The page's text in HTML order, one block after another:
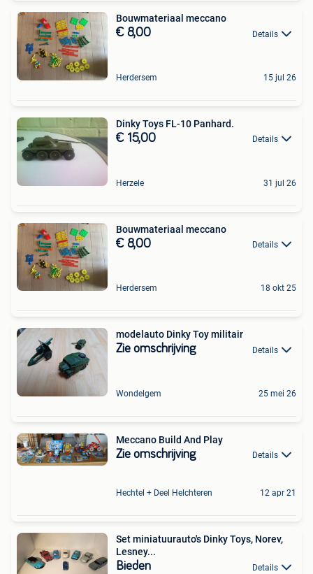
Bouwmateriaal meccano
€ 8,00 Details
Herdersem 15 jul 26
Dinky Toys FL-10 Panhard.
€ 15,00 Details
Herzele 31 jul 26
Bouwmateriaal meccano
€ 8,00 Details
Herdersem 18 okt 25
modelauto Dinky Toy militair
Zie omschrijving Details
Wondelgem 25 mei 26
Meccano Build And Play
Zie omschrijving Details
Hechtel + Deel Helchteren 12 apr 21
Set miniatuurauto's Dinky Toys, Norev,
Lesney...
Bieden Details